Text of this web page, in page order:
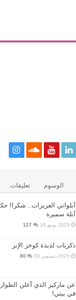
الوسوم تعليقات
أبلواتي العزيزات.. شكرا!
أبلة سميرة
2025 يونيو 16 127
ذكريات لذيذة كوخز الإبر
2025 ديسمبر 03 80
عن ماركيز الذي أعلن
في بيتي!